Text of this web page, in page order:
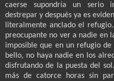
caerse supondría un serio
destrepar y después ya es
literalmente anclado el
preocupante no ver a nadie en
imposible que en un refugio
bello, no haya nadie en los
disfrutando de la puesta del
más de catorce horas sin